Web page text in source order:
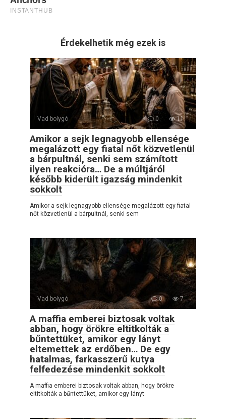
Érdekelhetik még ezek is
Vad bolygó 0 11
Amikor a sejk legnagyobb ellensége
megalázott egy fiatal nőt közvetlenül
a bárpultnál, senki sem számított
ilyen reakcióra… De a múltjáról
később kiderült igazság mindenkit
sokkolt
Amikor a sejk legnagyobb ellensége megalázott egy fiatal
nőt közvetlenül a bárpultnál, senki sem
Vad bolygó 0 7
A maffia emberei biztosak voltak
abban, hogy örökre eltitkolták a
bűntettüket, amikor egy lányt
eltemettek az erdőben… De egy
hatalmas, farkasszerű kutya
felfedezése mindenkit sokkolt
A maffia emberei biztosak voltak abban, hogy örökre
eltitkolták a bűntettüket, amikor egy lányt